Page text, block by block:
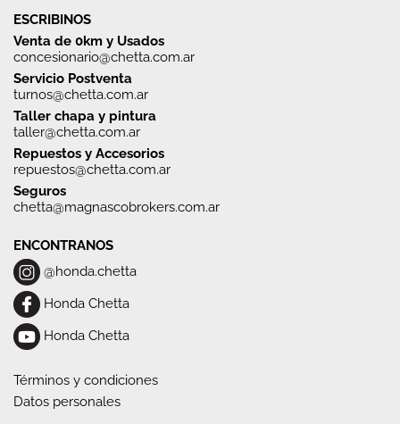
ESCRIBINOS
Venta de 0km y Usados
concesionario@chetta.com.ar
Servicio Postventa
turnos@chetta.com.ar
Taller chapa y pintura
taller@chetta.com.ar
Repuestos y Accesorios
repuestos@chetta.com.ar
Seguros
chetta@magnascobrokers.com.ar
ENCONTRANOS
@honda.chetta
Honda Chetta
Honda Chetta
Términos y condiciones
Datos personales